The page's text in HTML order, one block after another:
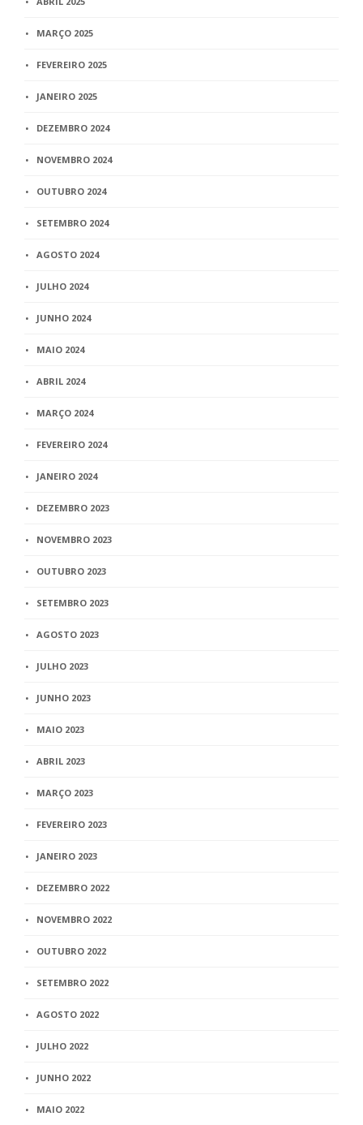
MARÇO 2025
FEVEREIRO 2025
JANEIRO 2025
DEZEMBRO 2024
NOVEMBRO 2024
OUTUBRO 2024
SETEMBRO 2024
AGOSTO 2024
JULHO 2024
JUNHO 2024
MAIO 2024
ABRIL 2024
MARÇO 2024
FEVEREIRO 2024
JANEIRO 2024
DEZEMBRO 2023
NOVEMBRO 2023
OUTUBRO 2023
SETEMBRO 2023
AGOSTO 2023
JULHO 2023
JUNHO 2023
MAIO 2023
ABRIL 2023
MARÇO 2023
FEVEREIRO 2023
JANEIRO 2023
DEZEMBRO 2022
NOVEMBRO 2022
OUTUBRO 2022
SETEMBRO 2022
AGOSTO 2022
JULHO 2022
JUNHO 2022
MAIO 2022